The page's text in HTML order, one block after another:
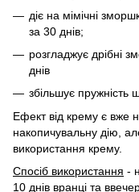
діє на мімічні
за 30 днів;
розгладжує дрібні
днів
збільшує пружність
Ефект від крему є вже
накопичувальну дію,
використання крему.
Спосіб використання -
10 днів вранці та